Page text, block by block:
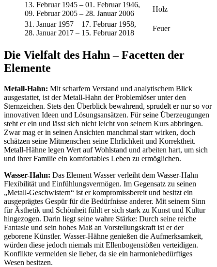
13. Februar 1945 – 01. Februar 1946,
09. Februar 2005 – 28. Januar 2006
Holz
31. Januar 1957 – 17. Februar 1958,
28. Januar 2017 – 15. Februar 2018
Feuer
Die Vielfalt des Hahn – Facetten der
Elemente
Metall-Hahn: Mit scharfem Verstand und analytischem Blick
ausgestattet, ist der Metall-Hahn der Problemlöser unter den
Sternzeichen. Stets den Überblick bewahrend, sprudelt er nur so vor
innovativen Ideen und Lösungsansätzen. Für seine Überzeugungen
steht er ein und lässt sich nicht leicht von seinem Kurs abbringen.
Zwar mag er in seinen Ansichten manchmal starr wirken, doch
schätzen seine Mitmenschen seine Ehrlichkeit und Korrektheit.
Metall-Hähne legen Wert auf Wohlstand und arbeiten hart, um sich
und ihrer Familie ein komfortables Leben zu ermöglichen.
Wasser-Hahn: Das Element Wasser verleiht dem Wasser-Hahn
Flexibilität und Einfühlungsvermögen. Im Gegensatz zu seinen
„Metall-Geschwistern“ ist er kompromissbereit und besitzt ein
ausgeprägtes Gespür für die Bedürfnisse anderer. Mit seinem Sinn
für Ästhetik und Schönheit fühlt er sich stark zu Kunst und Kultur
hingezogen. Darin liegt seine wahre Stärke: Durch seine reiche
Fantasie und sein hohes Maß an Vorstellungskraft ist er der
geborene Künstler. Wasser-Hähne genießen die Aufmerksamkeit,
würden diese jedoch niemals mit Ellenbogenstößen verteidigen.
Konflikte vermeiden sie lieber, da sie ein harmoniebedürftiges
Wesen besitzen.